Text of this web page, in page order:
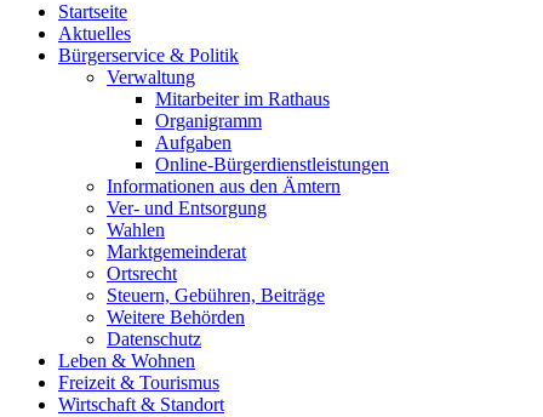
Startseite
Aktuelles
Bürgerservice & Politik
Verwaltung
Mitarbeiter im Rathaus
Organigramm
Aufgaben
Online-Bürgerdienstleistungen
Informationen aus den Ämtern
Ver- und Entsorgung
Wahlen
Marktgemeinderat
Ortsrecht
Steuern, Gebühren, Beiträge
Weitere Behörden
Datenschutz
Leben & Wohnen
Freizeit & Tourismus
Wirtschaft & Standort